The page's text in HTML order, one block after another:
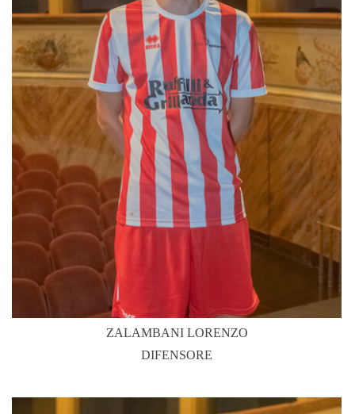
ZALAMBANI LORENZO
DIFENSORE